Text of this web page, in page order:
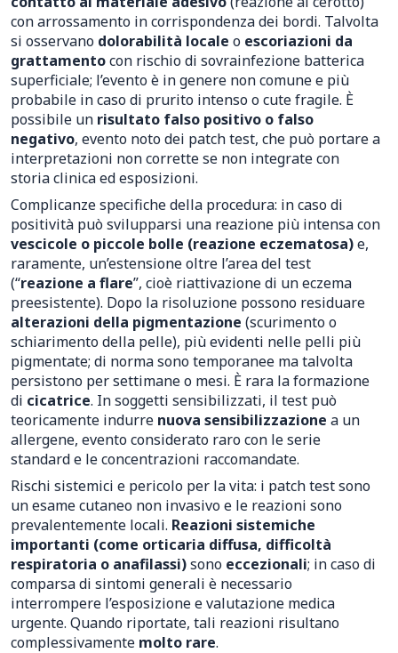
con arrossamento in corrispondenza dei bordi. Talvolta
si osservano dolorabilità locale o escoriazioni da
grattamentocon rischio di sovrainfezione batterica
superficiale; l’evento è in genere non comune e più
probabile in caso di prurito intenso o cute fragile. È
possibile un risultato falso positivo o falso
negativo, evento noto dei patch test, che può portare a
interpretazioni non corrette se non integrate con
storia clinica ed esposizioni.
Complicanze specifiche della procedura: in caso di
positività può svilupparsi una reazione più intensa con
vescicole o piccole bolle (reazione eczematosa)e,
raramente, un’estensione oltre l’area del test
(“reazione a flare”, cioè riattivazione di un eczema
preesistente). Dopo la risoluzione possono residuare
alterazioni della pigmentazione (scurimento o
schiarimento della pelle), più evidenti nelle pelli più
pigmentate; di norma sono temporanee ma talvolta
persistono per settimane o mesi. È rara la formazione
di cicatrice. In soggetti sensibilizzati, il test può
teoricamente indurre nuova sensibilizzazione a un
allergene, evento considerato raro con le serie
standard e le concentrazioni raccomandate.
Rischi sistemici e pericolo per la vita: i patch test sono
un esame cutaneo non invasivo e le reazioni sono
prevalentemente locali. Reazioni sistemiche
importanti (come orticaria diffusa, difficoltà
respiratoria o anafilassi)sono eccezionali; in caso di
comparsa di sintomi generali è necessario
interrompere l’esposizione e valutazione medica
urgente. Quando riportate, tali reazioni risultano
complessivamente molto rare.